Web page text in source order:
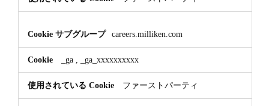
careers.milliken.com
_ga _ga_xxxxxxxxxx
ファーストパーティ